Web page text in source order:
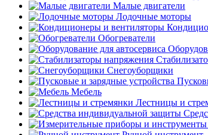
Малые двигатели
Лодочные моторы
Обогреватели
Снегоуборщики
Мебель
Лестницы и